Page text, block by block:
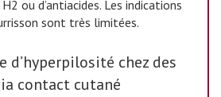
ou d’antiacides. Les indications
sont très limitées.
d’hyperpilosité chez des
contact cutané